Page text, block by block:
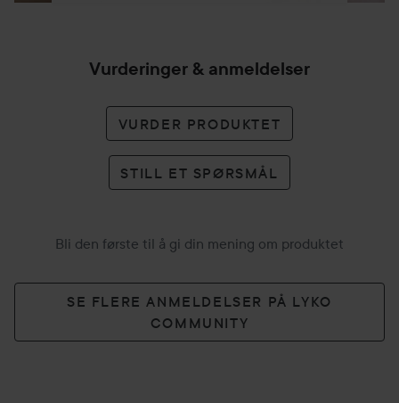
Vurderinger & anmeldelser
VURDER PRODUKTET
STILL ET SPØRSMÅL
Bli den første til å gi din mening om produktet
SE FLERE ANMELDELSER PÅ LYKO
COMMUNITY